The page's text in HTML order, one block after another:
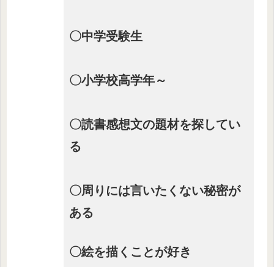
〇中学受験生
〇小学校高学年～
〇読書感想文の題材を探してい
る
〇周りには言いたくない秘密が
ある
〇絵を描くことが好き